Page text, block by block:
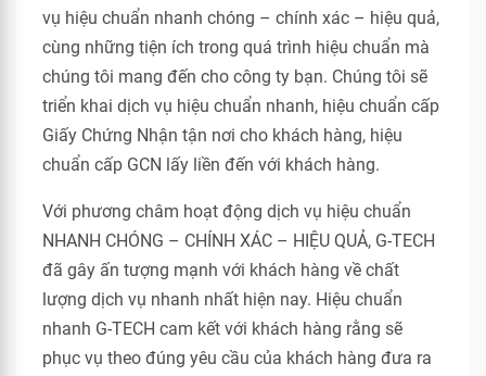
vụ hiệu chuẩn nhanh chóng – chính xác – hiệu quả,
cùng những tiện ích trong quá trình hiệu chuẩn mà
chúng tôi mang đến cho công ty bạn. Chúng tôi sẽ
triển khai dịch vụ hiệu chuẩn nhanh, hiệu chuẩn cấp
Giấy Chứng Nhận tận nơi cho khách hàng, hiệu
chuẩn cấp GCN lấy liền đến với khách hàng.
Với phương châm hoạt động dịch vụ hiệu chuẩn
NHANH CHÓNG – CHÍNH XÁC – HIỆU QUẢ, G-TECH
đã gây ấn tượng mạnh với khách hàng về chất
lượng dịch vụ nhanh nhất hiện nay. Hiệu chuẩn
nhanh G-TECH cam kết với khách hàng rằng sẽ
phục vụ theo đúng yêu cầu của khách hàng đưa ra